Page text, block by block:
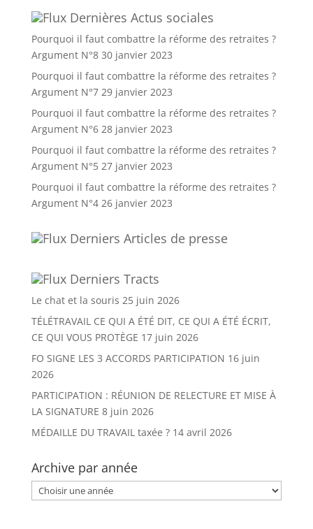
Dernières Actus sociales
Pourquoi il faut combattre la réforme des retraites ?
Argument N°8 30 janvier 2023
Pourquoi il faut combattre la réforme des retraites ?
Argument N°7 29 janvier 2023
Pourquoi il faut combattre la réforme des retraites ?
Argument N°6 28 janvier 2023
Pourquoi il faut combattre la réforme des retraites ?
Argument N°5 27 janvier 2023
Pourquoi il faut combattre la réforme des retraites ?
Argument N°4 26 janvier 2023
Derniers Articles de presse
Derniers Tracts
Le chat et la souris 25 juin 2026
TÉLÉTRAVAIL CE QUI A ÉTÉ DIT, CE QUI A ÉTÉ ÉCRIT,
CE QUI VOUS PROTÈGE 17 juin 2026
FO SIGNE LES 3 ACCORDS PARTICIPATION 16 juin
2026
PARTICIPATION : RÉUNION DE RELECTURE ET MISE À
LA SIGNATURE 8 juin 2026
MÉDAILLE DU TRAVAIL taxée ? 14 avril 2026
Archive par année